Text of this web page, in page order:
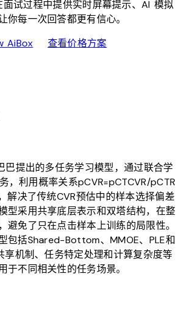
试过程中提供实时屏幕提示、AI 模拟
你每一次回答都更有信心。
AiBoxdownload查看价格方案sell
巴提出的多任务学习模型，通过联合学
，利用概率关系pCVR=pCTCVR/pCTR
解决了传统CVR预估中的样本选择偏差
型采用共享底层表示和双塔结构，在整
避免了只在点击样本上训练的局限性。
包括Shared-Bottom、MMOE、PLE和
享机制、任务特定处理和计算复杂度等
于不同相关性的任务场景。